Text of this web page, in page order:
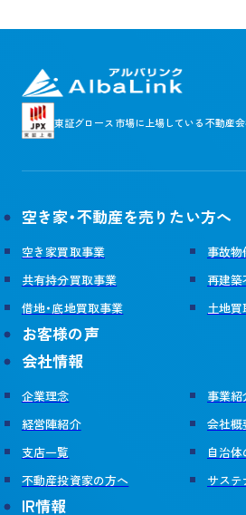
東証グロース市場に上場している不動産会
空き家・不動産を売りたい方へ
空き家買取事業
事故
共有持分買取事業
再建
借地・底地買取事業
土地
お客様の声
会社情報
企業理念
事業紹
経営陣紹介
会社概
支店一覧
自治
不動産投資家の方へ
サステ
IR情報